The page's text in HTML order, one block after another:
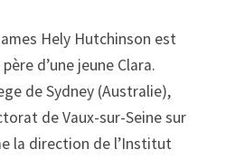
Hely Hutchinson est
d’une jeune Clara.
de Sydney (Australie),
de Vaux-sur-Seine sur
la direction de l’Institut